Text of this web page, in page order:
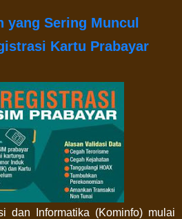
yang Sering Muncul
Kartu Prabayar
dan Informatika (Kominfo) mulai